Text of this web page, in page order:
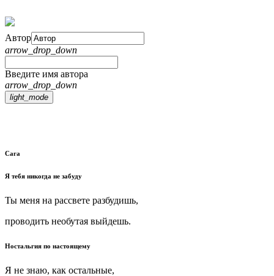
Автор
arrow_drop_down
Введите имя автора
arrow_drop_down
light_mode
Сага
Я тебя никогда не забуду
Ты меня на рассвете разбудишь,
проводить необутая выйдешь.
Ностальгия по настоящему
Я не знаю, как остальные,